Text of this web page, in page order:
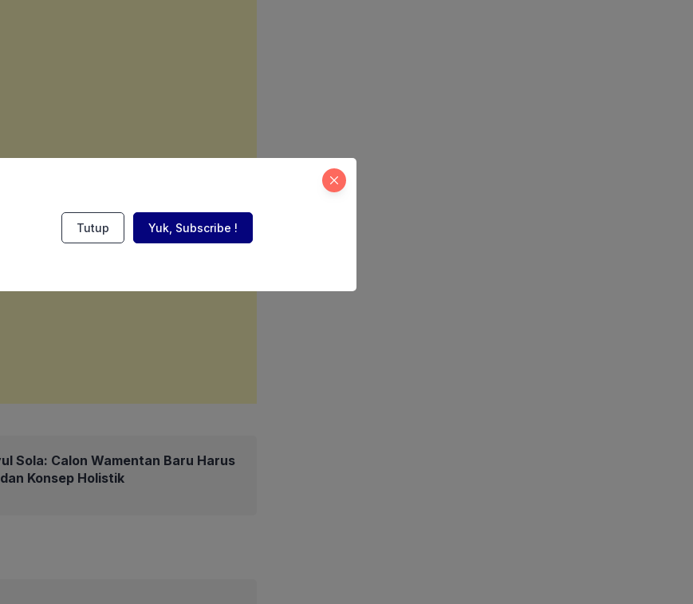
Sola: Calon Wamentan Baru Harus
Konsep Holistik
Tutup Yuk, Subscribe !